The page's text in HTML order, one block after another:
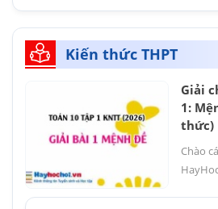
Kiến thức THPT
Giải
1:
thức)
Chào